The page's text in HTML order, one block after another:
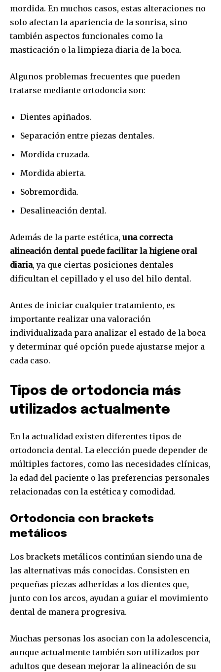
mordida. En muchos casos, estas alteraciones no
solo afectan la apariencia de la sonrisa, sino
también aspectos funcionales como la
masticación o la limpieza diaria de la boca.
Algunos problemas frecuentes que pueden
tratarse mediante ortodoncia son:
Dientes apiñados.
Separación entre piezas dentales.
Mordida cruzada.
Mordida abierta.
Sobremordida.
Desalineación dental.
Además de la parte estética, una correcta
alineación dental puede facilitar la higiene oral
diaria, ya que ciertas posiciones dentales
dificultan el cepillado y el uso del hilo dental.
Antes de iniciar cualquier tratamiento, es
importante realizar una valoración
individualizada para analizar el estado de la boca
y determinar qué opción puede ajustarse mejor a
cada caso.
Tipos de ortodoncia más
utilizados actualmente
En la actualidad existen diferentes tipos de
ortodoncia dental. La elección puede depender de
múltiples factores, como las necesidades clínicas,
la edad del paciente o las preferencias personales
relacionadas con la estética y comodidad.
Ortodoncia con brackets
metálicos
Los brackets metálicos continúan siendo una de
las alternativas más conocidas. Consisten en
pequeñas piezas adheridas a los dientes que,
junto con los arcos, ayudan a guiar el movimiento
dental de manera progresiva.
Muchas personas los asocian con la adolescencia,
aunque actualmente también son utilizados por
adultos que desean mejorar la alineación de su